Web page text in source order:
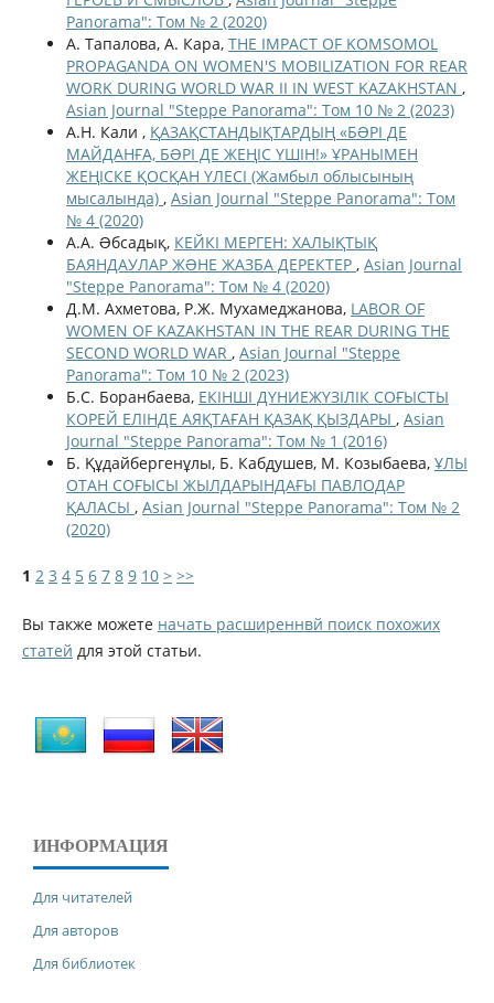
Panorama": Том № 2 (2020)
А. Тапалова, А. Кара, THE IMPACT OF KOMSOMOL
PROPAGANDA ON WOMEN'S MOBILIZATION FOR REAR
WORK DURING WORLD WAR II IN WEST KAZAKHSTAN ,
Asian Journal "Steppe Panorama": Том 10 № 2 (2023)
А.Н. Кали , ҚАЗАҚСТАНДЫҚТАРДЫҢ «БƏРІ ДЕ
МАЙДАНҒА, БƏРІ ДЕ ЖЕҢІС ҮШІН!» ҰРАНЫМЕН
ЖЕҢІСКЕ ҚОСҚАН ҮЛЕСІ (Жамбыл облысының
мысалында) , Asian Journal "Steppe Panorama": Том
№ 4 (2020)
А.А. Əбсадық, КЕЙКІ МЕРГЕН: ХАЛЫҚТЫҚ
БАЯНДАУЛАР ЖƏНЕ ЖАЗБА ДЕРЕКТЕР , Asian Journal
"Steppe Panorama": Том № 4 (2020)
Д.М. Ахметова, Р.Ж. Мухамеджанова, LABOR OF
WOMEN OF KAZAKHSTAN IN THE REAR DURING THE
SECOND WORLD WAR , Asian Journal "Steppe
Panorama": Том 10 № 2 (2023)
Б.С. Боранбаева, ЕКІНШІ ДҮНИЕЖҮЗІЛІК СОҒЫСТЫ
КОРЕЙ ЕЛІНДЕ АЯҚТАҒАН ҚАЗАҚ ҚЫЗДАРЫ , Asian
Journal "Steppe Panorama": Том № 1 (2016)
Б. Құдайбергенұлы, Б. Кабдушев, М. Козыбаева, ҰЛЫ
ОТАН СОҒЫСЫ ЖЫЛДАРЫНДАҒЫ ПАВЛОДАР
ҚАЛАСЫ , Asian Journal "Steppe Panorama": Том № 2
(2020)
1 2 3 4 5 6 7 8 9 10 > >>
Вы также можете начать расширеннвй поиск похожих
статей для этой статьи.
ИНФОРМАЦИЯ
Для читателей
Для авторов
Для библиотек